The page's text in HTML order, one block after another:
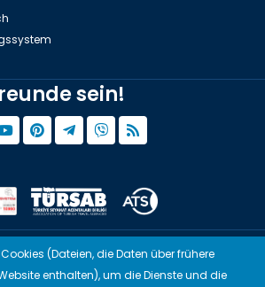
sein!
2015 - 2026,Tourwix.de
(Dateien, die Daten über frühere
enthalten), um die Dienste und die